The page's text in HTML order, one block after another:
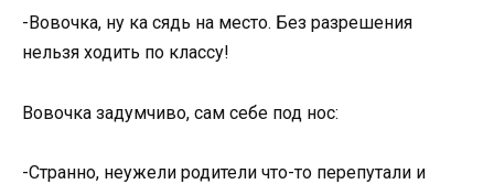
-Вовочка, ну ка сядь на место. Без разрешения
нельзя ходить по классу!
Вовочка задумчиво, сам себе под нос:
-Странно, неужели родители что-то перепутали и